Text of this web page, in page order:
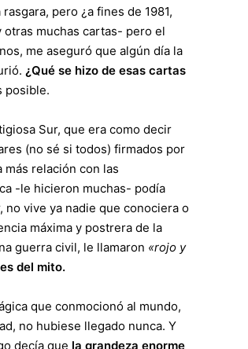
pero ¿a fines de 1981,
otras muchas cartas- pero el
me aseguró que algún día la
¿Qué se hizo de esas cartas
posible.
Sur, que era como decir
(no sé si todos) firmados por
relación con las
-le hicieron muchas- podía
no vive ya nadie que conociera o
máxima y postrera de la
guerra civil, le llamaron «rojo y
del mito.
que conmocionó al mundo,
no hubiese llegado nunca. Y
decía que la grandeza enorme